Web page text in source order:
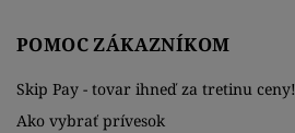
POMOC ZÁKAZNÍKOM
Skip Pay - tovar ihneď za tretinu ceny!
Ako vybrať prívesok